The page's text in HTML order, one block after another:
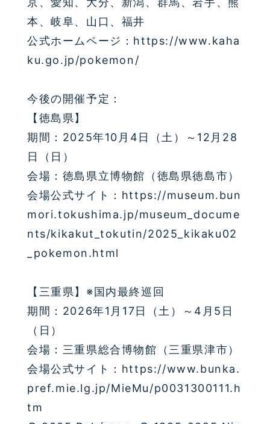
本、岐阜、山口、福井
公式ホームページ：https://www.kaha
ku.go.jp/pokemon/
今後の開催予定：
【徳島県】
期間：2025年10月4日（土）～12月28
日（日）
会場：徳島県立博物館（徳島県徳島市）
会場公式サイト：https://museum.bun
mori.tokushima.jp/museum_docume
nts/kikakut_tokutin/2025_kikaku02
_pokemon.html
【三重県】※国内最終巡回
期間：2026年1月17日（土）～4月5日
（日）
会場：三重県総合博物館（三重県津市）
会場公式サイト：https://www.bunka.
pref.mie.lg.jp/MieMu/p0031300111.h
tm